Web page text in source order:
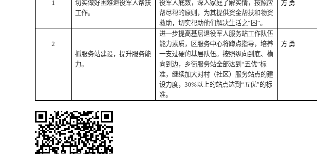
1
切实做好困难退役军人帮扶
工作。
役军人底数，深入家庭了解实情，按照应
帮尽帮的原则，为其提供资金帮扶和物资
救助，切实帮助他们解决生活之“困”。
方 勇
2
抓服务站建设，提升服务能
力。
进一步提高基层退役军人服务站工作队伍
能力素质，区服务中心将蹲点指导，培养
一支过硬的基层队伍。按照纵向到底、横
向到边，乡街服务站全部达到“五优”标
准，继续加大对村（社区）服务站点的建
设力度，30%以上的站点达到“五优”的标
准。
方 勇